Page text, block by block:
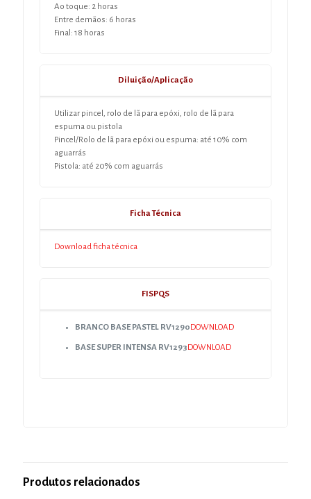
Ao toque: 2 horas
Entre demãos: 6 horas
Final: 18 horas
Diluição/Aplicação
Utilizar pincel, rolo de lã para epóxi, rolo de lã para
espuma ou pistola
Pincel/Rolo de lã para epóxi ou espuma: até 10% com
aguarrás
Pistola: até 20% com aguarrás
Ficha Técnica
Download ficha técnica
FISPQS
BRANCO BASE PASTEL RV1290 DOWNLOAD
BASE SUPER INTENSA RV1293 DOWNLOAD
Produtos relacionados